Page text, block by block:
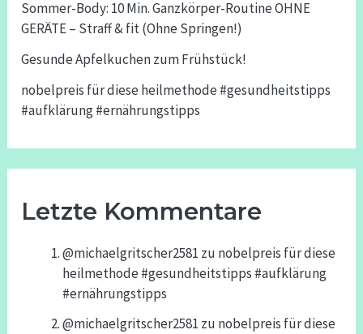
Sommer-Body: 10 Min. Ganzkörper-Routine OHNE
GERÄTE – Straff & fit (Ohne Springen!)
Gesunde Apfelkuchen zum Frühstück!
nobelpreis für diese heilmethode #gesundheitstipps
#aufklärung #ernährungstipps
Letzte Kommentare
@michaelgritscher2581 zu nobelpreis für diese
heilmethode #gesundheitstipps #aufklärung
#ernährungstipps
@michaelgritscher2581 zu nobelpreis für diese